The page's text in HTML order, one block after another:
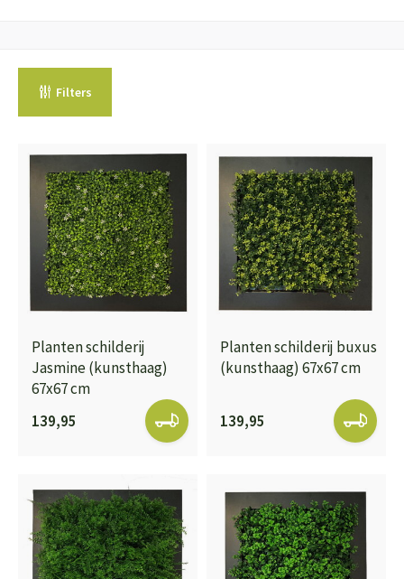
Filters
Planten schilderij
Jasmine (kunsthaag)
67x67 cm
139,95
Planten schilderij buxus
(kunsthaag) 67x67 cm
139,95